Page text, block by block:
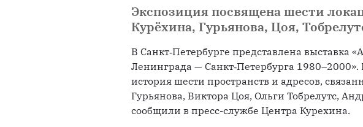
Экспозиция посвящена шести
Курёхина, Гурьянова, Цоя,
В Санкт‑Петербурге представлена выставка
Ленинграда — Санкт‑Петербурга
история шести пространств и адресов,
Гурьянова, Виктора Цоя, Ольги Тобрелутс,
сообщили в пресс-службе Центра Курехина.